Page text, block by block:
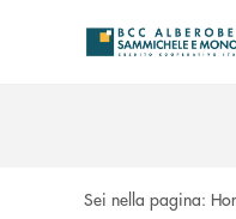
Sei nella pagina: